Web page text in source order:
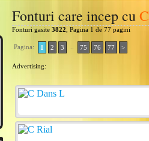
Fonturi care incep cuC
Fonturi gasite 3822 , Pagina 1 de 77 pagini
Pagina: 1 2 3 75 76 77 >
Advertising: